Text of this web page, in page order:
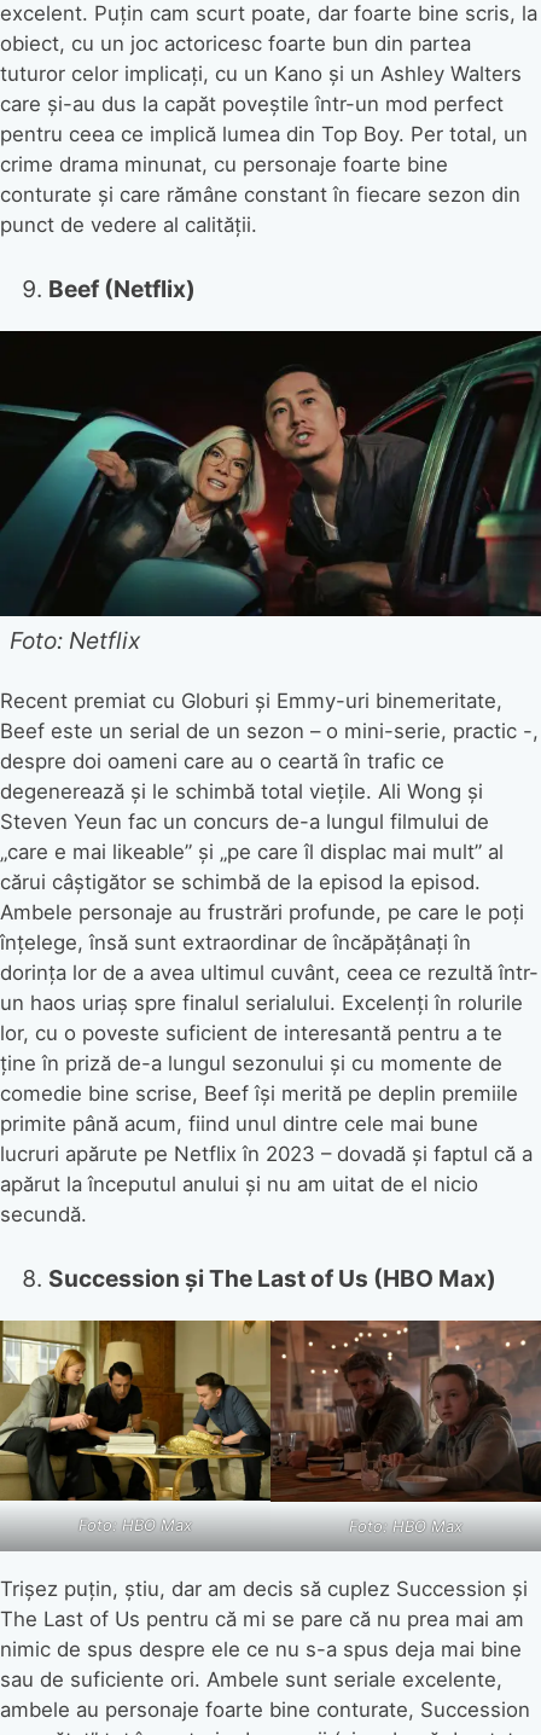
excelent. Puțin cam scurt poate, dar foarte bine scris, la
obiect, cu un joc actoricesc foarte bun din partea
tuturor celor implicați, cu un Kano și un Ashley Walters
care și-au dus la capăt poveștile într-un mod perfect
pentru ceea ce implică lumea din Top Boy. Per total, un
crime drama minunat, cu personaje foarte bine
conturate și care rămâne constant în fiecare sezon din
punct de vedere al calității.
Beef (Netflix)
Foto: Netflix
Recent premiat cu Globuri și Emmy-uri binemeritate,
Beef este un serial de un sezon – o mini-serie, practic -,
despre doi oameni care au o ceartă în trafic ce
degenerează și le schimbă total viețile. Ali Wong și
Steven Yeun fac un concurs de-a lungul filmului de
„care e mai likeable” și „pe care îl displac mai mult” al
cărui câștigător se schimbă de la episod la episod.
Ambele personaje au frustrări profunde, pe care le poți
înțelege, însă sunt extraordinar de încăpățânați în
dorința lor de a avea ultimul cuvânt, ceea ce rezultă într-
un haos uriaș spre finalul serialului. Excelenți în rolurile
lor, cu o poveste suficient de interesantă pentru a te
ține în priză de-a lungul sezonului și cu momente de
comedie bine scrise, Beef își merită pe deplin premiile
primite până acum, fiind unul dintre cele mai bune
lucruri apărute pe Netflix în 2023 – dovadă și faptul că a
apărut la începutul anului și nu am uitat de el nicio
secundă.
Succession și The Last of Us (HBO Max)
Foto: HBO Max Foto: HBO Max
Trișez puțin, știu, dar am decis să cuplez Succession și
The Last of Us pentru că mi se pare că nu prea mai am
nimic de spus despre ele ce nu s-a spus deja mai bine
sau de suficiente ori. Ambele sunt seriale excelente,
ambele au personaje foarte bine conturate, Succession